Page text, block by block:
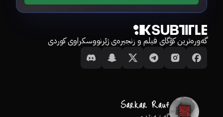
گەورەترین کۆگای فیلم و زنجیرەی ژێرنووسکراوی کوردی